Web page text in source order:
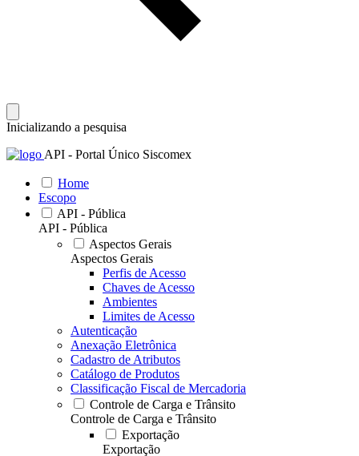
Inicializando a pesquisa
API - Portal Único Siscomex
Home
Escopo
API - Pública
API - Pública
Aspectos Gerais
Aspectos Gerais
Perfis de Acesso
Chaves de Acesso
Ambientes
Limites de Acesso
Autenticação
Anexação Eletrônica
Cadastro de Atributos
Catálogo de Produtos
Classificação Fiscal de Mercadoria
Controle de Carga e Trânsito
Controle de Carga e Trânsito
Exportação
Exportação